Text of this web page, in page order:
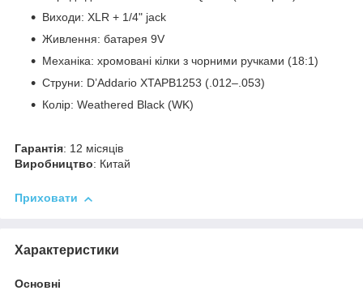
Виходи: XLR + 1/4" jack
Живлення: батарея 9V
Механіка: хромовані кілки з чорними ручками (18:1)
Струни: D’Addario XTAPB1253 (.012–.053)
Колір: Weathered Black (WK)
Гарантія: 12 місяців
Виробництво: Китай
Приховати
Характеристики
Основні